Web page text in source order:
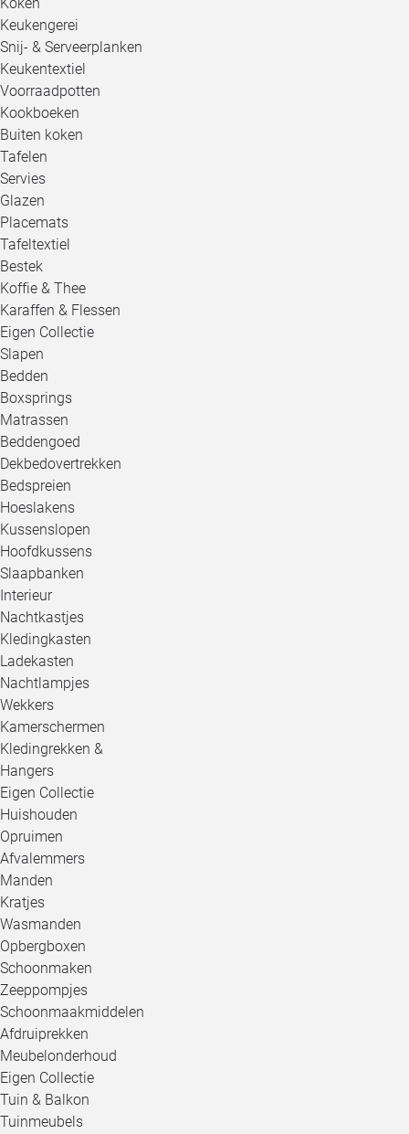
Keukengerei
Snij- & Serveerplanken
Keukentextiel
Voorraadpotten
Kookboeken
Buiten koken
Tafelen
Servies
Glazen
Placemats
Tafeltextiel
Bestek
Koffie & Thee
Karaffen & Flessen
Eigen Collectie
Slapen
Bedden
Boxsprings
Matrassen
Beddengoed
Dekbedovertrekken
Bedspreien
Hoeslakens
Kussenslopen
Hoofdkussens
Slaapbanken
Interieur
Nachtkastjes
Kledingkasten
Ladekasten
Nachtlampjes
Wekkers
Kamerschermen
Kledingrekken &
Hangers
Eigen Collectie
Huishouden
Opruimen
Afvalemmers
Manden
Kratjes
Wasmanden
Opbergboxen
Schoonmaken
Zeeppompjes
Schoonmaakmiddelen
Afdruiprekken
Meubelonderhoud
Eigen Collectie
Tuin & Balkon
Tuinmeubels